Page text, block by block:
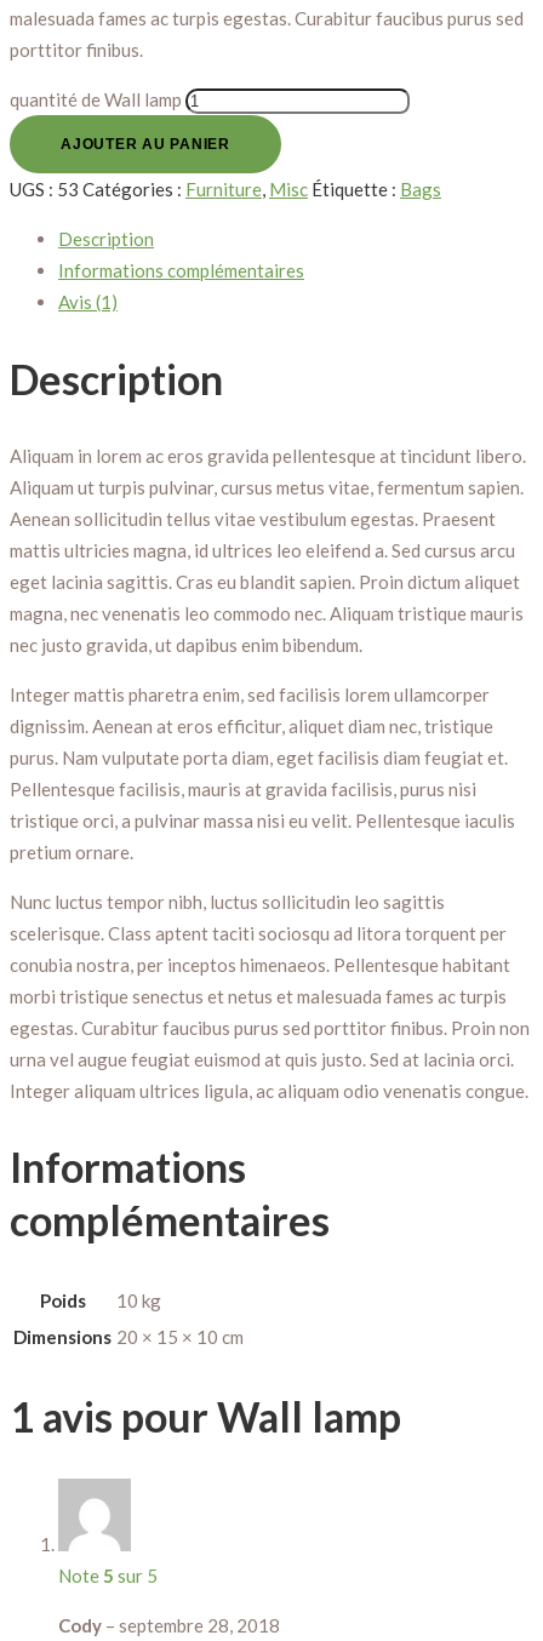
malesuada fames ac turpis egestas. Curabitur faucibus purus sed
porttitor finibus.
quantité de Wall lamp
AJOUTER AU PANIER
UGS : 53 Catégories : Furniture, Misc Étiquette : Bags
Description
Informations complémentaires
Avis (1)
Description
Aliquam in lorem ac eros gravida pellentesque at tincidunt libero.
Aliquam ut turpis pulvinar, cursus metus vitae, fermentum sapien.
Aenean sollicitudin tellus vitae vestibulum egestas. Praesent
mattis ultricies magna, id ultrices leo eleifend a. Sed cursus arcu
eget lacinia sagittis. Cras eu blandit sapien. Proin dictum aliquet
magna, nec venenatis leo commodo nec. Aliquam tristique mauris
nec justo gravida, ut dapibus enim bibendum.
Integer mattis pharetra enim, sed facilisis lorem ullamcorper
dignissim. Aenean at eros efficitur, aliquet diam nec, tristique
purus. Nam vulputate porta diam, eget facilisis diam feugiat et.
Pellentesque facilisis, mauris at gravida facilisis, purus nisi
tristique orci, a pulvinar massa nisi eu velit. Pellentesque iaculis
pretium ornare.
Nunc luctus tempor nibh, luctus sollicitudin leo sagittis
scelerisque. Class aptent taciti sociosqu ad litora torquent per
conubia nostra, per inceptos himenaeos. Pellentesque habitant
morbi tristique senectus et netus et malesuada fames ac turpis
egestas. Curabitur faucibus purus sed porttitor finibus. Proin non
urna vel augue feugiat euismod at quis justo. Sed at lacinia orci.
Integer aliquam ultrices ligula, ac aliquam odio venenatis congue.
Informations
complémentaires
Poids
10 kg
Dimensions 20 × 15 × 10 cm
1 avis pourWall lamp
Note 5 sur 5
Cody – septembre 28, 2018